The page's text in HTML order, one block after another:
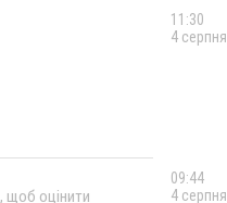
, щоб оцінити
11:30
4 серпня
09:44
4 серпня